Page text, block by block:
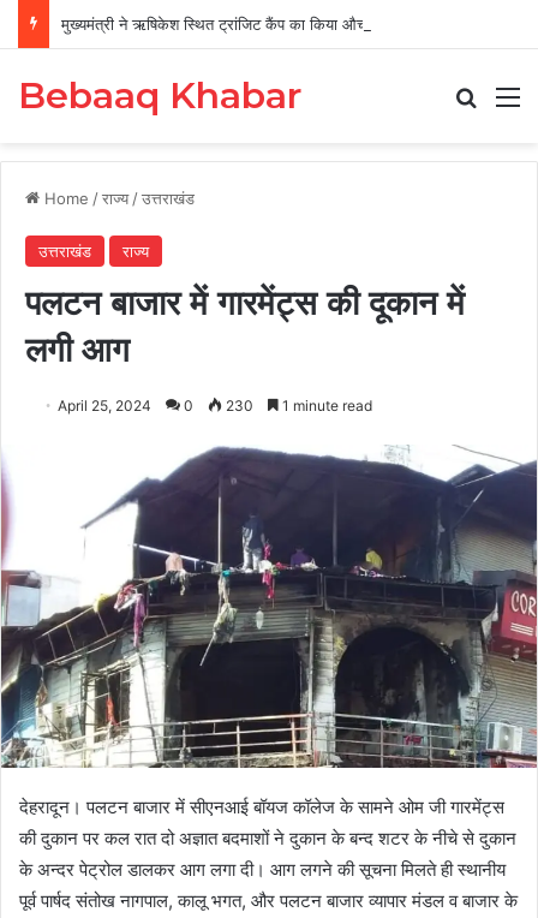
मुख्यमंत्री ने ऋषिकेश स्थित ट्रांजिट कैंप का किया औचक निरीक्षण
Bebaaq Khabar
Home /राज्य /उत्तराखंड
उत्तराखंड राज्य
पलटन बाजार में गारमेंट्स की दूकान में
लगी आग
April 25, 2024 0 230 1 minute read
देहरादून। पलटन बाजार में सीएनआई बॉयज कॉलेज के सामने ओम जी गारमेंट्स
की दुकान पर कल रात दो अज्ञात बदमाशों ने दुकान के बन्द शटर के नीचे से दुकान
के अन्दर पेट्रोल डालकर आग लगा दी। आग लगने की सूचना मिलते ही स्थानीय
पूर्व पार्षद संतोख नागपाल, कालू भगत, और पलटन बाजार व्यापार मंडल व बाजार के